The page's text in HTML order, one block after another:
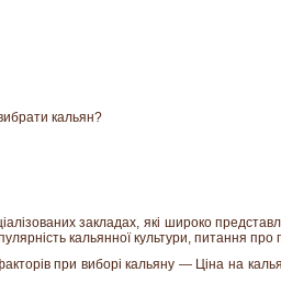
кальян?
закладах, які широко
кальянної культури, питання про
при виборі кальяну — Ціна на